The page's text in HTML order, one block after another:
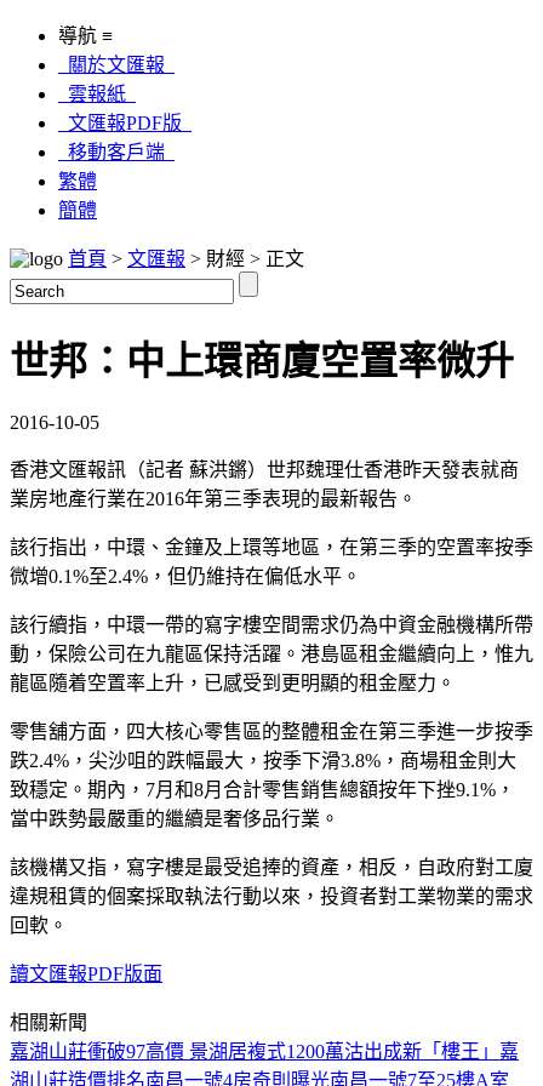
導航 ≡
關於文匯報
雲報紙
文匯報PDF版
移動客戶端
繁體
簡體
首頁 > 文匯報 > 財經 > 正文
世邦：中上環商廈空置率微升
2016-10-05
香港文匯報訊（記者 蘇洪鏘）世邦魏理仕香港昨天發表就商
業房地產行業在2016年第三季表現的最新報告。
該行指出，中環、金鐘及上環等地區，在第三季的空置率按季
微增0.1%至2.4%，但仍維持在偏低水平。
該行續指，中環一帶的寫字樓空間需求仍為中資金融機構所帶
動，保險公司在九龍區保持活躍。港島區租金繼續向上，惟九
龍區隨着空置率上升，已感受到更明顯的租金壓力。
零售舖方面，四大核心零售區的整體租金在第三季進一步按季
跌2.4%，尖沙咀的跌幅最大，按季下滑3.8%，商場租金則大
致穩定。期內，7月和8月合計零售銷售總額按年下挫9.1%，
當中跌勢最嚴重的繼續是奢侈品行業。
該機構又指，寫字樓是最受追捧的資產，相反，自政府對工廈
違規租賃的個案採取執法行動以來，投資者對工業物業的需求
回軟。
讀文匯報PDF版面
相關新聞
嘉湖山莊衝破97高價 景湖居複式1200萬沽出成新「樓王」 嘉
湖山莊造價排名南昌一號4房奇則曝光南昌一號7至25樓A室